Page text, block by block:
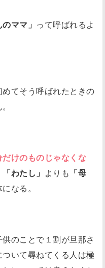
のママ」
って呼ばれるよ
てそう呼ばれたときの
けのものじゃなくな
「わたし」 よりも
「母
なる。
のことで１割が旦那さ
ついて尋ねてくる人は極